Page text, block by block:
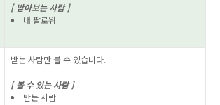
[ 받아보는 사람 ]
내 팔로워
받는 사람만 볼 수 있습니다.
[ 볼 수 있는 사람 ]
받는 사람